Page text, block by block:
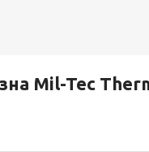
Mil-Tec